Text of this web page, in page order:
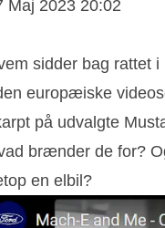
Maj 2023 20:02
sidder bag rattet
europæiske
på udvalgte
brænder de for?
en elbil?